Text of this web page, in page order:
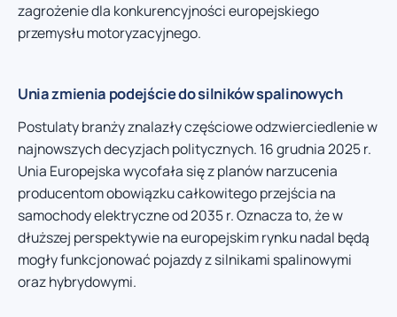
zagrożenie dla konkurencyjności europejskiego
przemysłu motoryzacyjnego.
Unia zmienia podejście do silników spalinowych
Postulaty branży znalazły częściowe odzwierciedlenie w
najnowszych decyzjach politycznych. 16 grudnia 2025 r.
Unia Europejska wycofała się z planów narzucenia
producentom obowiązku całkowitego przejścia na
samochody elektryczne od 2035 r. Oznacza to, że w
dłuższej perspektywie na europejskim rynku nadal będą
mogły funkcjonować pojazdy z silnikami spalinowymi
oraz hybrydowymi.